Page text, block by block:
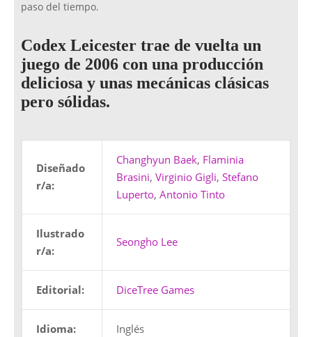
paso del tiempo.
Codex Leicester trae de vuelta un
juego de 2006 con una producción
deliciosa y unas mecánicas clásicas
pero sólidas.
Diseñado
r/a:
Changhyun Baek, Flaminia
Brasini, Virginio Gigli, Stefano
Luperto, Antonio Tinto
Ilustrado
r/a:
Seongho Lee
Editorial: DiceTree Games
Idioma: Inglés